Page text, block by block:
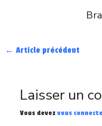
← Article précédent
Laisser un
Vous devezvous